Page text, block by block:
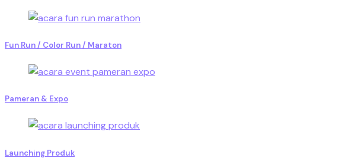
Fun Run / Color Run / Maraton
Pameran & Expo
Launching Produk